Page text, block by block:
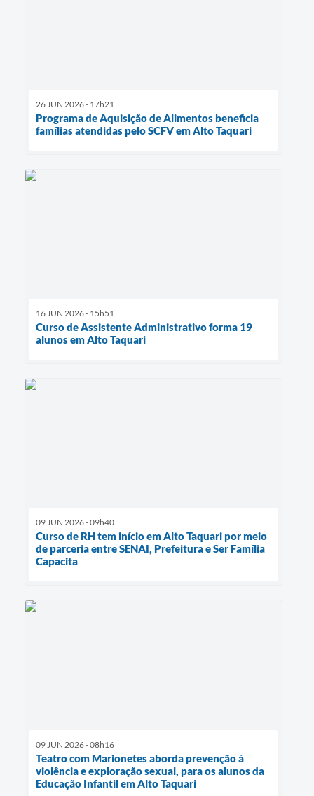
26 JUN 2026 - 17h21
Programa de Aquisição de Alimentos beneficia
famílias atendidas pelo SCFV em Alto Taquari
16 JUN 2026 - 15h51
Curso de Assistente Administrativo forma 19
alunos em Alto Taquari
09 JUN 2026 - 09h40
Curso de RH tem início em Alto Taquari por meio
de parceria entre SENAI, Prefeitura e Ser Família
Capacita
09 JUN 2026 - 08h16
Teatro com Marionetes aborda prevenção à
violência e exploração sexual, para os alunos da
Educação Infantil em Alto Taquari